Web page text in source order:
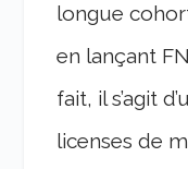
longue
en lançant
fait, il s’agit
licenses de